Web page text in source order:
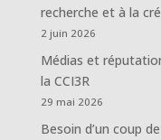
recherche et à la
2 juin 2026
Médias et
la CCI3R
29 mai 2026
Besoin d’un coup